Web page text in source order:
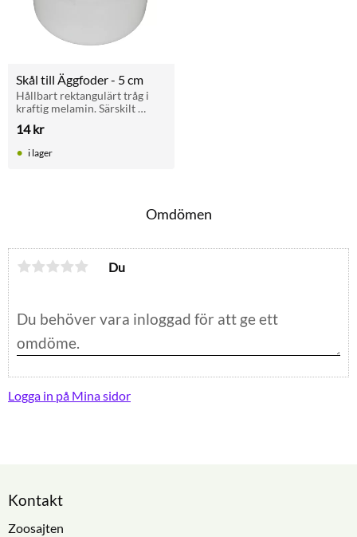
Skål till Äggfoder - 5 cm
Hållbart rektangulärt tråg i
kraftig melamin. Särskilt
mindre fåglar. Hygienisk och
mycket lätt att rengöra.
14kr
i lager
Omdömen
Du
Logga in på Mina sidor
Kontakt
Zoosajten